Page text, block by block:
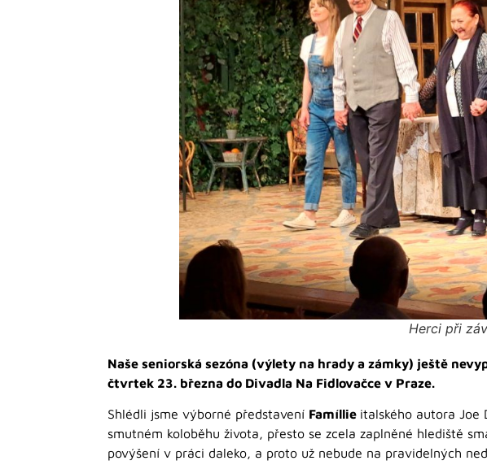
Herci při
Naše seniorská sezóna (výlety na hrady a zámky) ještě
čtvrtek 23. března do Divadla Na Fidlovačce v Praze.
Shlédli jsme výborné představení Famíllie italského autora Joe
smutném koloběhu života, přesto se zcela zaplněné hlediště
povýšení v práci daleko, a proto už nebude na pravidelných